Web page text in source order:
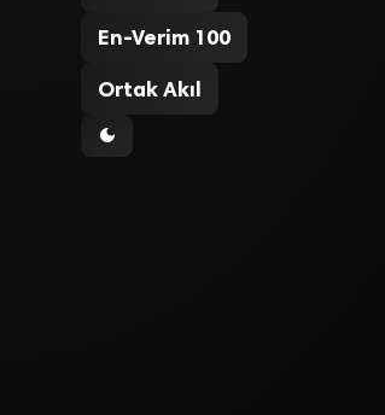
En-Verim 100
Ortak Akıl